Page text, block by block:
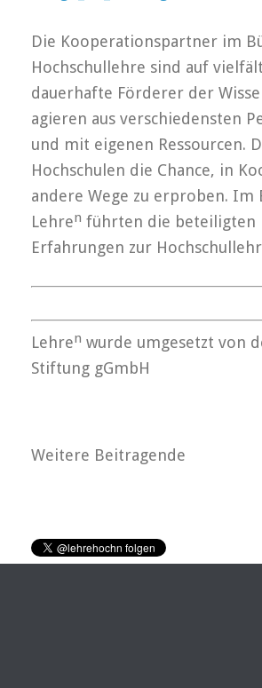
Die Kooperationspartner im
Hochschullehre sind auf
dauerhafte Förderer der
agieren aus verschiedensten
und mit eigenen Ressourcen.
Hochschulen die Chance, in
andere Wege zu erproben. Im
Lehren führten die beteiligten
Erfahrungen zur
Lehren wurde umgesetzt von
Stiftung gGmbH
Weitere Beitragende